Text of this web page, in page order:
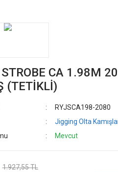
STROBE CA 1.98M
(TETİKLİ)
RYJSCA198-2080
Jigging Olta
Mevcut
1.927,55 TL